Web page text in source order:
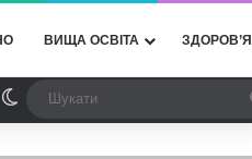
ВИЩА ОСВІТА ЗДОРОВ’Я
стаття
Switch skin